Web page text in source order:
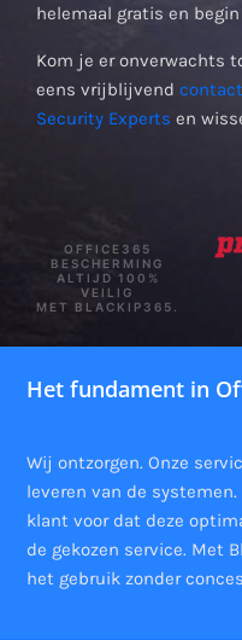
helemaal gratis en
Kom je er onverwachts
eens vrijblijvend contact
Security Experts en
OFFICE365
BESCHERMING
ALTIJD 100%
VEILIG
MET BLACKIP365.
Het fundament in
Wij ontzorgen. Onze
leveren van de
klant voor dat deze
de gekozen service. Met
het gebruik zonder